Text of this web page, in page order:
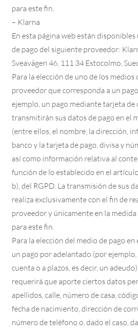
para este fin.
– Klarna
En esta página web están
de pago del siguiente proveedor:
Sveavägen 46, 111 34 Estocolmo,
Para la elección de uno de los medios
proveedor que corresponda a un
ejemplo, un pago mediante tarjeta de
transmitirán sus datos de pago en el
(entre ellos, el nombre, la dirección,
banco y la tarjeta de pago, divisa y
así como información relativa al
función de lo establecido en el
b), del RGPD. La transmisión de sus
realiza exclusivamente con el fin de
proveedor y únicamente en la medida
para este fin.
Para la elección del medio de pago en
un pago por adelantado (por ejemplo,
cuenta o a plazos, es decir, un
requerirá que aporte ciertos datos
apellidos, calle, número de casa,
fecha de nacimiento, dirección de
número de teléfono o, dado el caso,